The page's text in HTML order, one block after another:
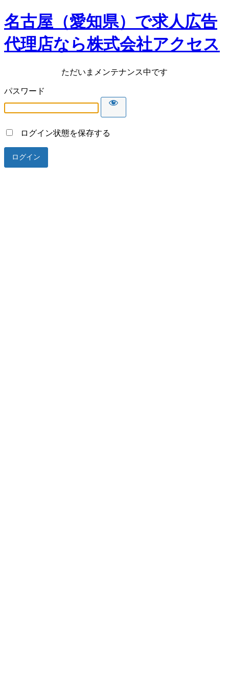
名古屋（愛知県）で求人広告
代理店なら株式会社アクセス
ただいまメンテナンス中です
パスワード
ログイン状態を保存する